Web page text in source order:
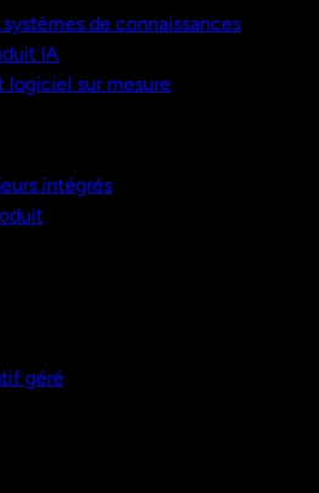
de connaissances
IA
logiciel sur mesure
intégrés
géré